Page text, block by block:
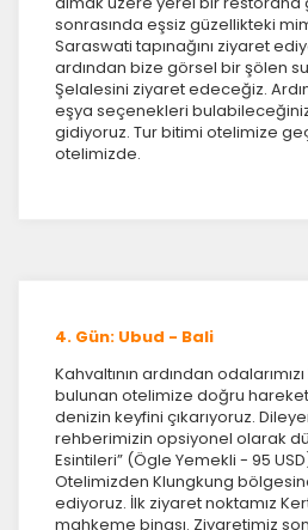
İstatistik Çerezleri
Ziyaretçilerin siteyi nasıl
ölçeriz. Hangi sayfaların
kullanıcıların nerede zorluk
yardımcı olur.
kullanılır. Kapatırsanız
edersiniz, ancak daha az
sonrasında eşsiz güzellikteki
Saraswati tapınağını ziyaret
ardından bize görsel bir şölen
Şelalesini ziyaret edeceğiz.
eşya seçenekleri
gidiyoruz. Tur bitimi otelimize
otelimizde.
4. Gün: Ubud - Bali
Kahvaltının ardından
bulunan otelimize doğru
denizin keyfini çıkarıyoruz.
rehberimizin opsiyonel olarak
Esintileri” (Ögle Yemekli - 95
Otelimizden Klungkung
ediyoruz. İlk ziyaret noktamız
mahkeme binası. Ziyaretimiz